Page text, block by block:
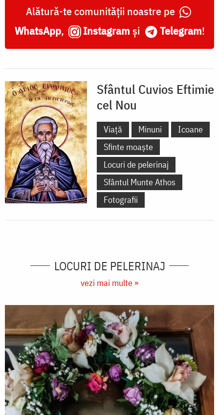
Alătură-te comunității noastre pe
WhatsApp, Instagram și Telegram!
Sfântul Cuvios Eftimie
cel Nou
Viață Minuni
Icoane
Sfinte moaște
Locuri de pelerinaj
Sfântul Munte Athos
Fotografii
LOCURI DE PELERINAJ
vezi mai multe »